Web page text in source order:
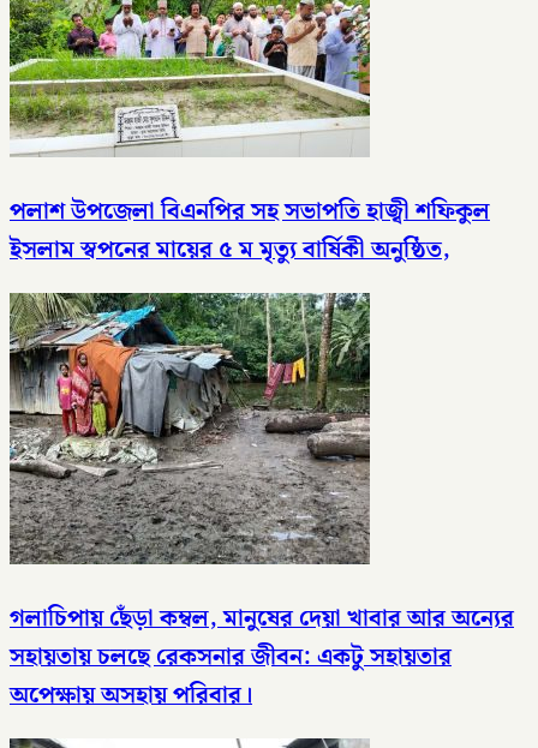
পলাশ উপজেলা বিএনপির সহ সভাপতি হাজ্বী শফিকুল
ইসলাম স্বপনের মায়ের ৫ ম মৃত্যু বার্ষিকী অনুষ্ঠিত,
গলাচিপায় ছেঁড়া কম্বল, মানুষের দেয়া খাবার আর অন্যের
সহায়তায় চলছে রেকসনার জীবন: একটু সহায়তার
অপেক্ষায় অসহায় পরিবার।